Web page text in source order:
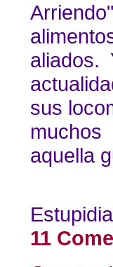
sus
aquella
11